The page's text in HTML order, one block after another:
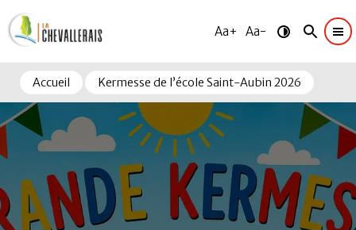
Aa+ Aa-
Accueil Kermesse de l’école Saint-Aubin 2026